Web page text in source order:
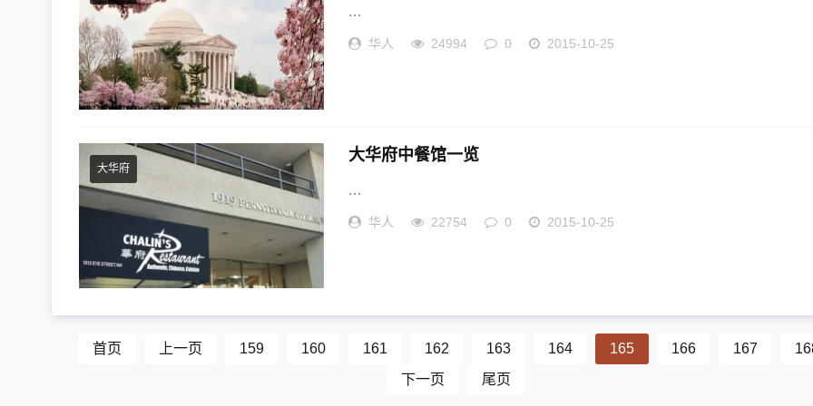
...
华人 24994 0 2015-10-25
大华府
大华府中餐馆一览
...
华人 22754 0 2015-10-25
首页 上一页 159 160 161 162 163 164 165 166 167
下一页
尾页